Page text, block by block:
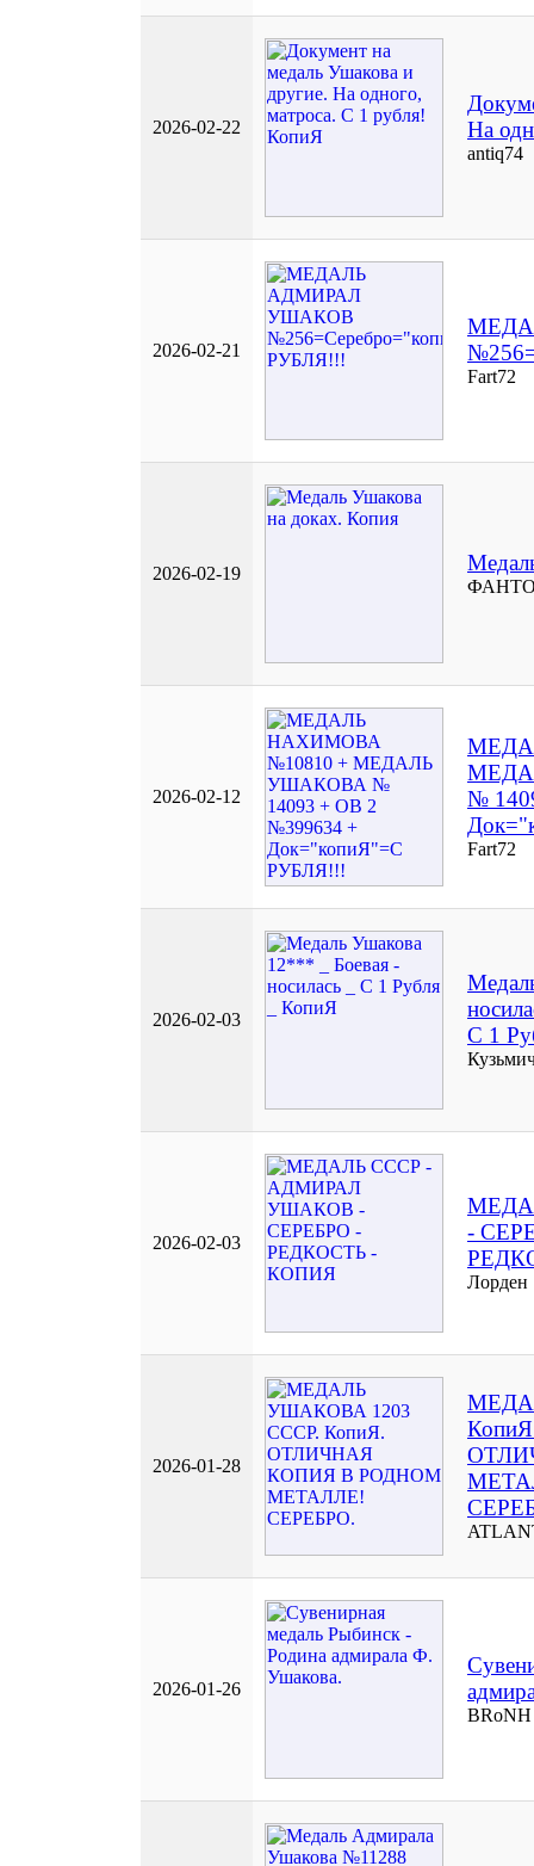
2026-02-22
На
antiq74
2026-02-21
Fart72
2026-02-19
2026-02-12
№
Fart72
2026-02-03
С 1
2026-02-03
-
Лорден
2026-01-28
2026-01-26
BRoNH